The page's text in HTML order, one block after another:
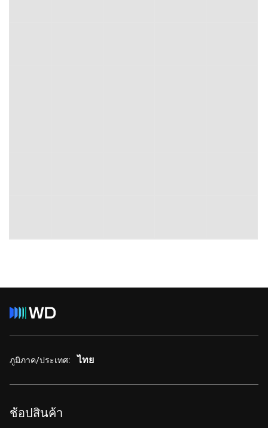
ภูมิภาค/ประเทศ: ไทย
ช้อปสินค้า